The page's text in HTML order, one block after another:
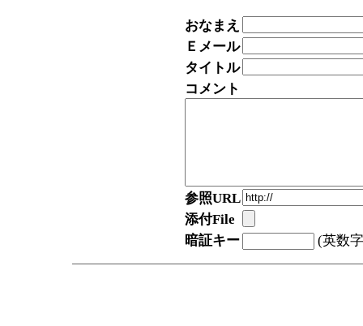
おなまえ
Ｅメール
タイトル
コメント
参照URL
添付File
暗証キー
(英数